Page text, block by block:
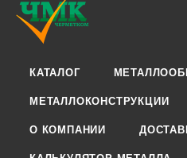
КАТАЛОГ
МЕТАЛЛОКОНСТРУКЦИИ
О КОМПАНИИ